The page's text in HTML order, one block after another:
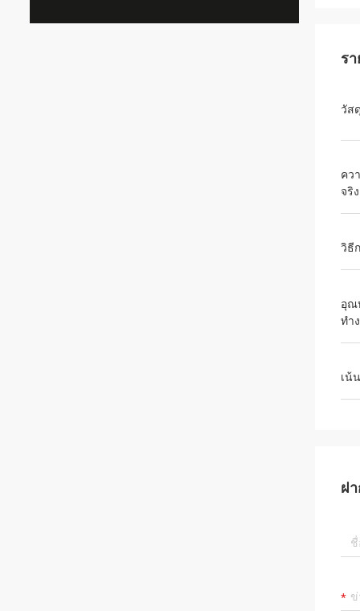
ร
วัส
คว
จริง
วิธี
อุณ
ทำ
เน้น
ฝ